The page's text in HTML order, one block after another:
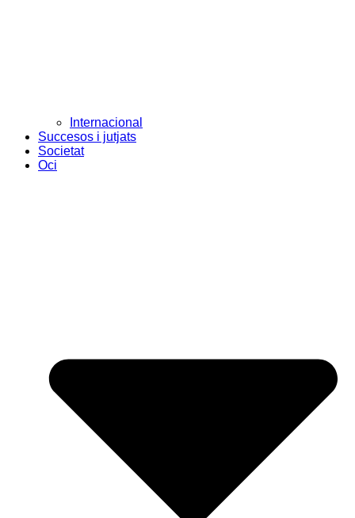
Internacional
Succesos i jutjats
Societat
Oci